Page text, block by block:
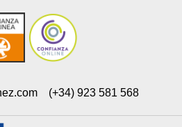
(+34) 923 581 568